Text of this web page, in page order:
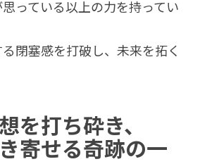
っている以上の力を持ってい
閉塞感を打破し、未来を拓く
を打ち砕き、
寄せる奇跡の一